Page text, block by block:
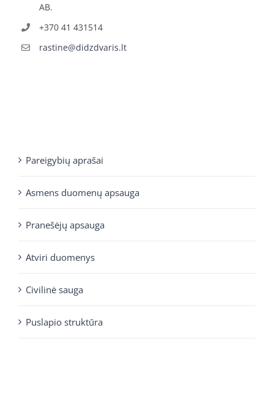
AB.
+370 41 431514
rastine@didzdvaris.lt
Pareigybių aprašai
Asmens duomenų apsauga
Pranešėjų apsauga
Atviri duomenys
Civilinė sauga
Puslapio struktūra